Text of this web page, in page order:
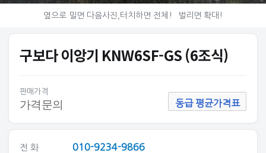
옆으로 밀면 다음사진,터치하면 전체! 벌리면 확대!
구보다 이앙기 KNW6SF-GS (6조식)
판매가격
가격문의 동급 평균가격표
전 화 010-9234-9866